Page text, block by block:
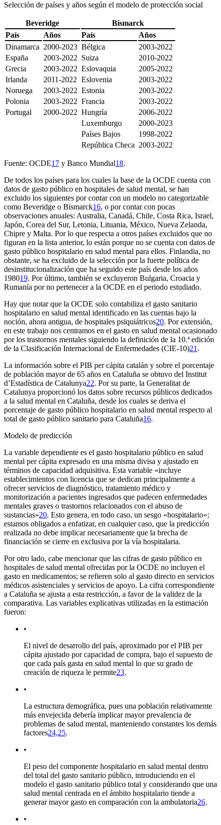
Selección de países y años según el modelo de protección social
Beveridge
Bismarck
País
Años País
Años
Dinamarca 2000-2023 Bélgica
2003-2022
España
2003-2022 Suiza
2010-2022
Grecia
2003-2022 Eslovaquia
2005-2022
Irlanda
2011-2022 Eslovenia
2003-2022
Noruega
2003-2022 Estonia
2003-2022
Polonia
2003-2022 Francia
2003-2022
Portugal
2000-2022 Hungría
2006-2022
Luxemburgo
2000-2023
Países Bajos
1998-2022
República Checa 2003-2022
Fuente: OCDE17 y Banco Mundial18.
De todos los países para los cuales la base de la OCDE cuenta con
datos de gasto público en hospitales de salud mental, se han
excluido los siguientes por contar con un modelo no categorizable
como Beveridge o Bismarck16, o por contar con pocas
observaciones anuales: Australia, Canadá, Chile, Costa Rica, Israel,
Japón, Corea del Sur, Letonia, Lituania, México, Nueva Zelanda,
Chipre y Malta. Por lo que respecta a otros países excluidos que no
figuran en la lista anterior, lo están porque no se cuenta con datos de
gasto público hospitalario en salud mental para ellos. Finlandia, no
obstante, se ha excluido de la selección por la fuerte política de
desinstitucionalización que ha seguido este país desde los años
198019. Por último, también se excluyeron Bulgaria, Croacia y
Rumanía por no pertenecer a la OCDE en el periodo estudiado.
Hay que notar que la OCDE solo contabiliza el gasto sanitario
hospitalario en salud mental identificado en las cuentas bajo la
noción, ahora antigua, de hospitales psiquiátricos20. Por extensión,
en este trabajo nos centramos en el gasto en salud mental ocasionado
por los trastornos mentales siguiendo la definición de la 10.ª edición
de la Clasificación Internacional de Enfermedades (CIE-10)21 .
La información sobre el PIB per cápita catalán y sobre el porcentaje
de población mayor de 65 años en Cataluña se obtuvo del Institut
d’Estadística de Catalunya22. Por su parte, la Generalitat de
Catalunya proporcionó los datos sobre recursos públicos dedicados
a la salud mental en Cataluña, desde los cuales se deriva el
porcentaje de gasto público hospitalario en salud mental respecto al
total de gasto público sanitario para Cataluña16.
Modelo de predicción
La variable dependiente es el gasto hospitalario público en salud
mental per cápita expresado en una misma divisa y ajustado en
términos de capacidad adquisitiva. Esta variable «incluye
establecimientos con licencia que se dedican principalmente a
ofrecer servicios de diagnóstico, tratamiento médico y
monitorización a pacientes ingresados que padecen enfermedades
mentales graves o trastornos relacionados con el abuso de
sustancias»20. Esto genera, en todo caso, un sesgo «hospitalario»;
estamos obligados a enfatizar, en cualquier caso, que la predicción
realizada no debe implicar necesariamente que la brecha de
financiación se cierre en exclusiva por la vía hospitalaria.
Por otro lado, cabe mencionar que las cifras de gasto público en
hospitales de salud mental ofrecidas por la OCDE no incluyen el
gasto en medicamentos; se refieren solo al gasto directo en servicios
médicos asistenciales y servicios de apoyo. La cifra correspondiente
a Cataluña se ajusta a esta restricción, a favor de la validez de la
comparativa. Las variables explicativas utilizadas en la estimación
fueron:
•
El nivel de desarrollo del país, aproximado por el PIB per
cápita ajustado por capacidad de compra, bajo el supuesto de
que cada país gasta en salud mental lo que su grado de
creación de riqueza le permite23.
•
La estructura demográfica, pues una población relativamente
más envejecida debería implicar mayor prevalencia de
problemas de salud mental, manteniendo constantes los demás
factores24,25.
•
El peso del componente hospitalario en salud mental dentro
del total del gasto sanitario público, introduciendo en el
modelo el gasto sanitario público total y considerando que una
salud mental centrada en el ámbito hospitalario tiende a
generar mayor gasto en comparación con la ambulatoria26.
•